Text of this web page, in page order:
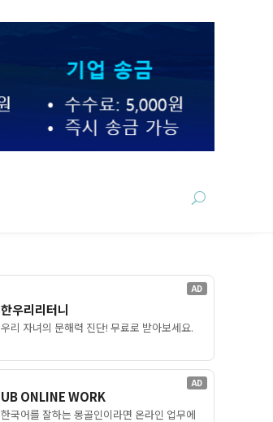
AD
한우리리터니
우리 자녀의 문해력 진단! 무료로 받아보세요.
AD
UB ONLINE WORK
한국어를 잘하는 몽골인이라면 온라인 업무에